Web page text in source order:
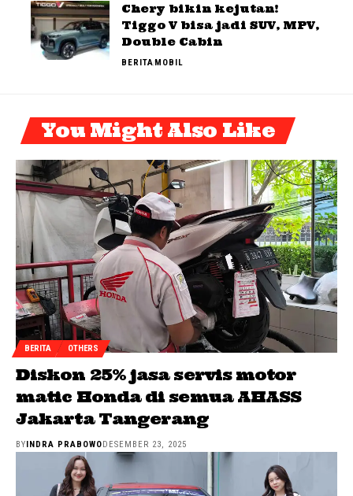
Chery bikin kejutan!
Tiggo V bisa jadi SUV, MPV,
Double Cabin
BERITAMOBIL
You Might Also Like
BERITA OTHERS
Diskon 25% jasa servis motor
matic Honda di semua AHASS
Jakarta Tangerang
BYINDRA PRABOWODESEMBER 23, 2025